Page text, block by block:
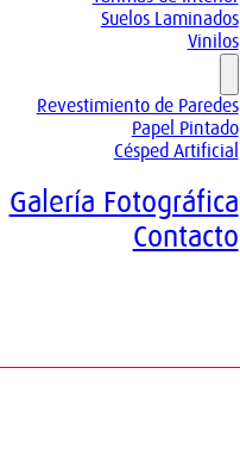
Suelos Laminados
Vinilos
Revestimiento de Paredes
Papel Pintado
Césped Artificial
Galería Fotográfica
Contacto